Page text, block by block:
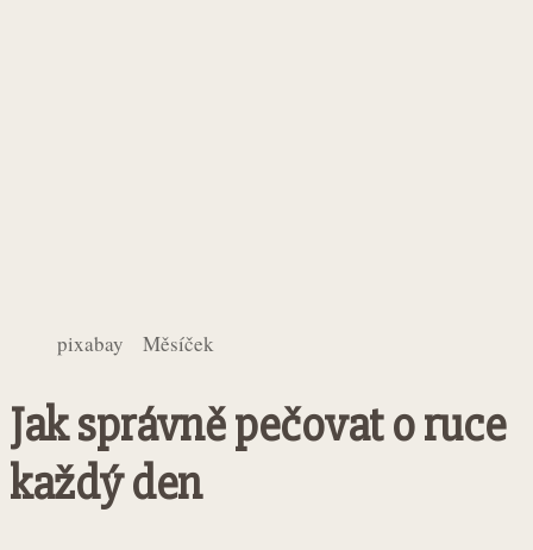
pixabay Měsíček
Jak správně pečovat o ruce
každý den